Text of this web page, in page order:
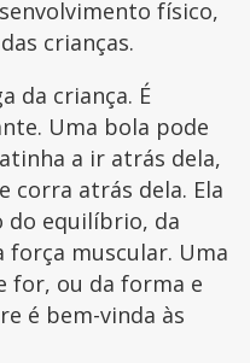
físico,
crianças.
da criança. É
Uma bola pode
a ir atrás dela,
corra atrás dela. Ela
do equilíbrio, da
força muscular. Uma
for, ou da forma e
é bem-vinda às